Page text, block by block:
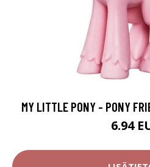
MY LITTLE PONY - PONY
6.94